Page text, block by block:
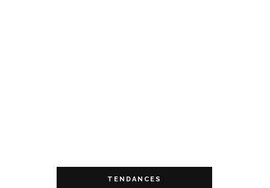
TENDANCES